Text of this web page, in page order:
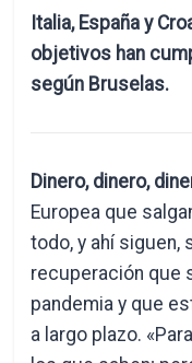
Italia, España y
objetivos han
según Bruselas.
Dinero, dinero,
Europea que
todo, y ahí siguen,
recuperación que
pandemia y que
a largo plazo.